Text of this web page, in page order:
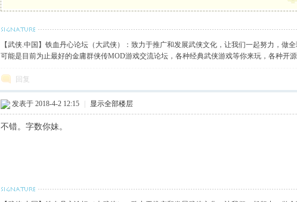
【武侠.中国】铁血丹心论坛（大武侠）：致力于推广和发展武侠文化，让我们一起努力，做全
可能是目前为止最好的金庸群侠传MOD游戏交流论坛，各种经典武侠游戏等你来玩，各种开
回复
发表于 2018-4-2 12:15 显示全部楼层
不错。字数你妹。